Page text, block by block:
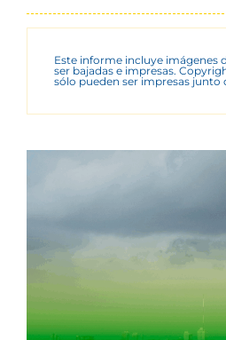
Este informe incluye imágenes
ser bajadas e impresas.
sólo pueden ser impresas junto